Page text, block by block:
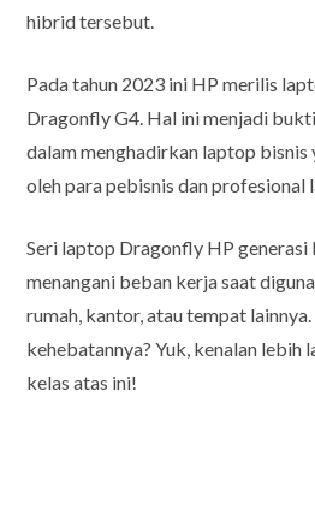
hibrid tersebut.
Pada tahun 2023 ini HP merilis
Dragonfly G4. Hal ini menjadi
dalam menghadirkan laptop bisnis
oleh para pebisnis dan profesional
Seri laptop Dragonfly HP generasi
menangani beban kerja saat
rumah, kantor, atau tempat
kehebatannya? Yuk, kenalan lebih
kelas atas ini!